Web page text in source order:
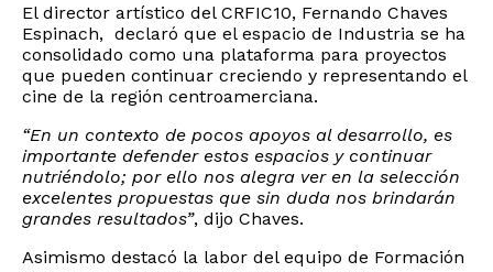
El director artístico del CRFIC10, Fernando Chaves
Espinach, declaró que el espacio de Industria se ha
consolidado como una plataforma para proyectos
que pueden continuar creciendo y representando el
cine de la región centroamerciana.
“En un contexto de pocos apoyos al desarrollo, es
importante defender estos espacios y continuar
nutriéndolo; por ello nos alegra ver en la selección
excelentes propuestas que sin duda nos brindarán
grandes resultados”, dijo Chaves.
Asimismo destacó la labor del equipo de Formación